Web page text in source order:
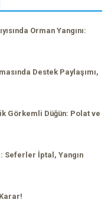
Orman Yangını:
Destek Paylaşımı,
Görkemli Düğün: Polat ve
Seferler İptal, Yangın